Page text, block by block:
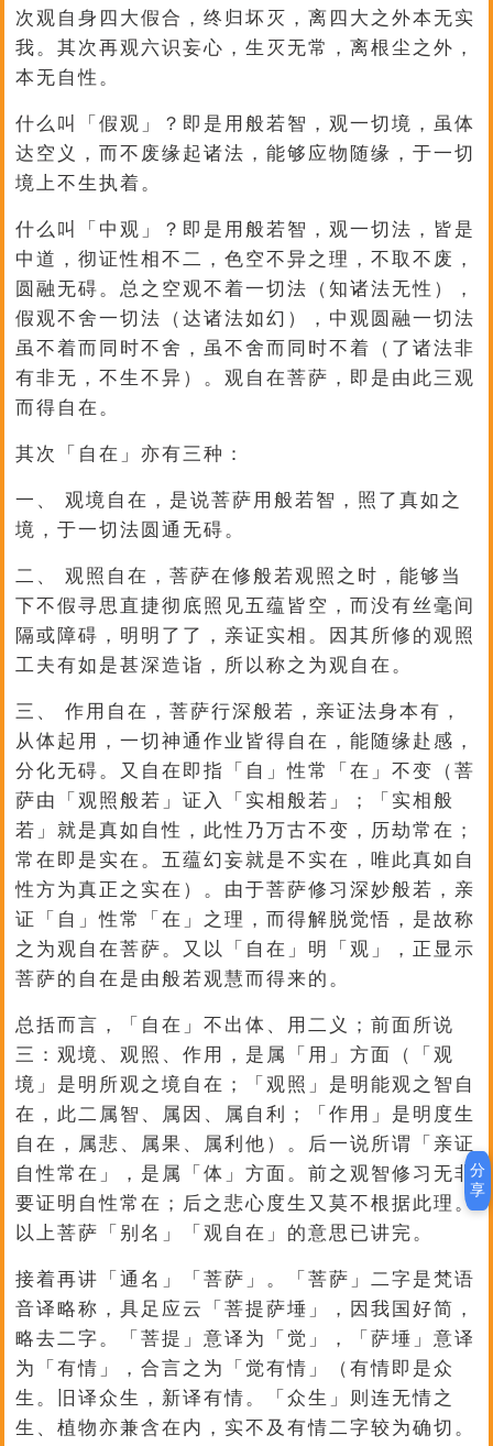
次观自身四大假合，终归坏灭，离四大之外本无实
我。其次再观六识妄心，生灭无常，离根尘之外，
本无自性。
什么叫「假观」？即是用般若智，观一切境，虽体
达空义，而不废缘起诸法，能够应物随缘，于一切
境上不生执着。
什么叫「中观」？即是用般若智，观一切法，皆是
中道，彻证性相不二，色空不异之理，不取不废，
圆融无碍。总之空观不着一切法（知诸法无性），
假观不舍一切法（达诸法如幻），中观圆融一切法
虽不着而同时不舍，虽不舍而同时不着（了诸法非
有非无，不生不异）。观自在菩萨，即是由此三观
而得自在。
其次「自在」亦有三种：
一、 观境自在，是说菩萨用般若智，照了真如之
境，于一切法圆通无碍。
二、 观照自在，菩萨在修般若观照之时，能够当
下不假寻思直捷彻底照见五蕴皆空，而没有丝毫间
隔或障碍，明明了了，亲证实相。因其所修的观照
工夫有如是甚深造诣，所以称之为观自在。
三、 作用自在，菩萨行深般若，亲证法身本有，
从体起用，一切神通作业皆得自在，能随缘赴感，
分化无碍。又自在即指「自」性常「在」不变（菩
萨由「观照般若」证入「实相般若」；「实相般
若」就是真如自性，此性乃万古不变，历劫常在；
常在即是实在。五蕴幻妄就是不实在，唯此真如自
性方为真正之实在）。由于菩萨修习深妙般若，亲
证「自」性常「在」之理，而得解脱觉悟，是故称
之为观自在菩萨。又以「自在」明「观」，正显示
菩萨的自在是由般若观慧而得来的。
总括而言，「自在」不出体、用二义；前面所说
三：观境、观照、作用，是属「用」方面（「观
境」是明所观之境自在；「观照」是明能观之智自
在，此二属智、属因、属自利；「作用」是明度生
自在，属悲、属果、属利他）。后一说所谓「亲证
自性常在」，是属「体」方面。前之观智修习无非
要证明自性常在；后之悲心度生又莫不根据此理。
以上菩萨「别名」「观自在」的意思已讲完。
接着再讲「通名」「菩萨」。「菩萨」二字是梵语
音译略称，具足应云「菩提萨埵」，因我国好简，
略去二字。「菩提」意译为「觉」，「萨埵」意译
为「有情」，合言之为「觉有情」（有情即是众
生。旧译众生，新译有情。「众生」则连无情之
生、植物亦兼含在内，实不及有情二字较为确切。
分
享